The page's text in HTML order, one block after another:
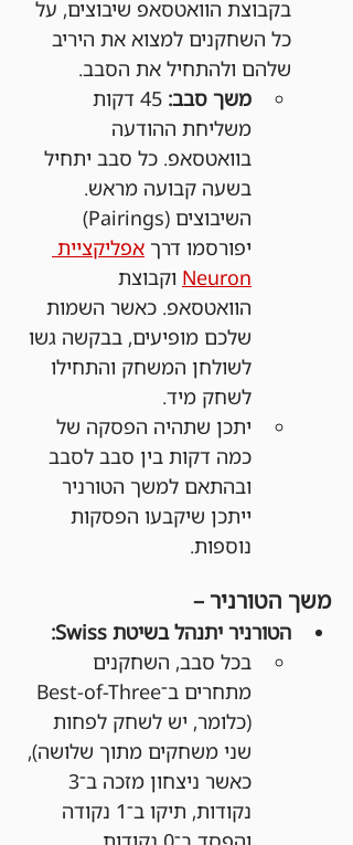
בקבוצת הוואטסאפ שיבוצים, על
כל השחקנים למצוא את היריב
שלהם ולהתחיל את הסבב.
משך סבב:
45 דקות
משליחת ההודעה
בוואטסאפ. כל סבב יתחיל
בשעה קבועה מראש.
השיבוצים (Pairings)
יפורסמו דרך אפליקציית
Neuron וקבוצת
הוואטסאפ. כאשר השמות
שלכם מופיעים, בבקשה גשו
לשולחן המשחק והתחילו
לשחק מיד.
יתכן שתהיה הפסקה של
כמה דקות בין סבב לסבב
ובהתאם למשך הטורניר
ייתכן שיקבעו הפסקות
נוספות.
משך הטורניר –
הטורניר יתנהל בשיטת Swiss:
בכל סבב, השחקנים
(כלומר, יש לשחק לפחות
שני משחקים מתוך שלושה),
נקודות, תיקו ב־1 נקודה